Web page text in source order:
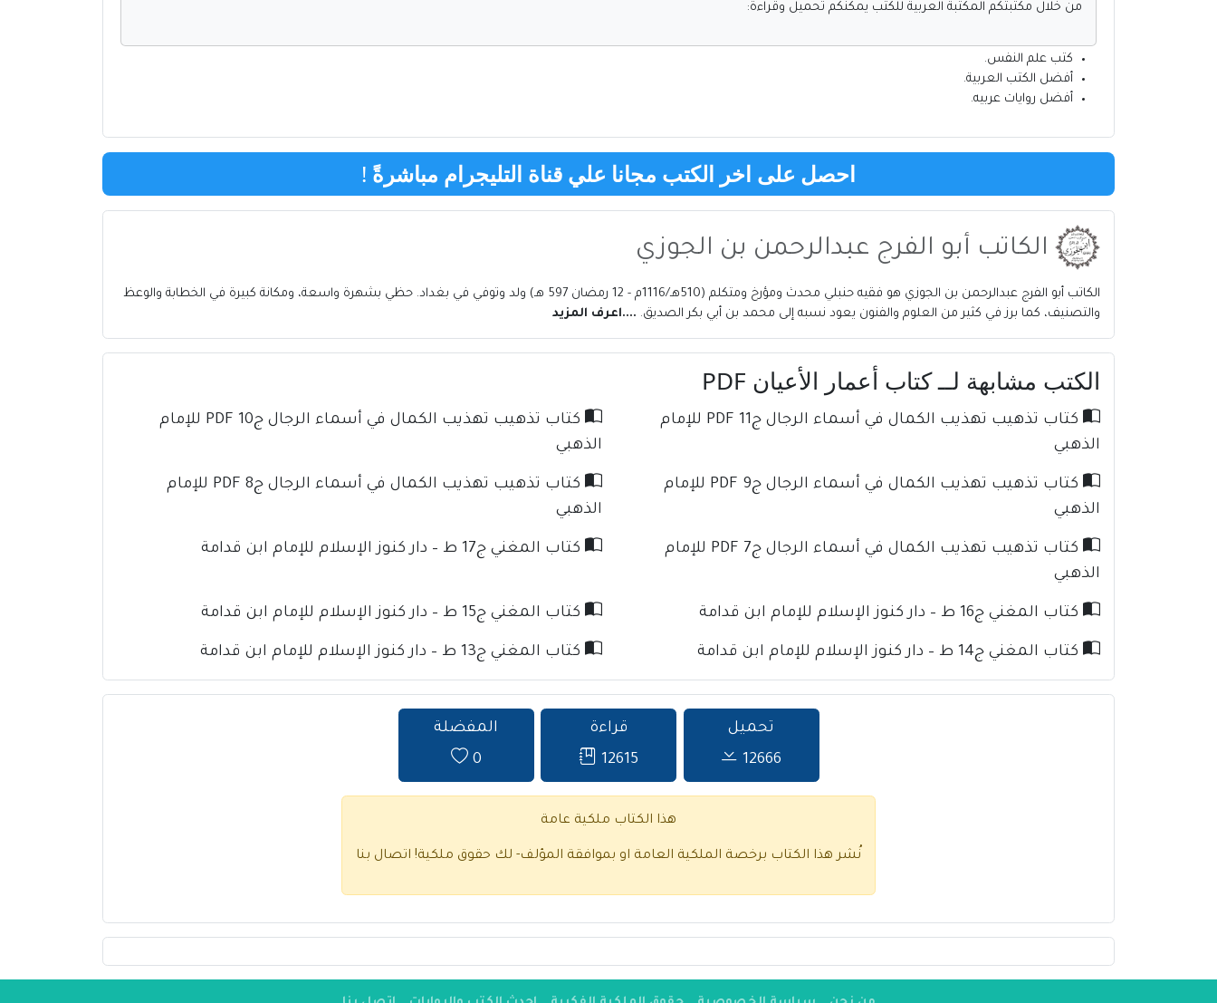
من خلال مكتبتكم المكتبة العربية للكتب يمكنكم تحميل وقراءة:
كتب علم النفس.
أفضل الكتب العربية.
أفضل روايات عربيه.
احصل على اخر الكتب مجانا علي قناة التليجرام مباشرةً !
الكاتب أبو الفرج عبدالرحمن بن الجوزي
الكاتب أبو الفرج عبدالرحمن بن الجوزي هو فقيه حنبلي محدث ومؤرخ ومتكلم (510هـ/1116م - 12 رمضان 597 هـ) ولد وتوفي في بغداد. حظي بشهرة واسعة، ومكانة كبيرة في الخطابة والوعظ
والتصنيف، كما برز في كثير من العلوم والفنون يعود نسبه إلى محمد بن أبي بكر الصديق. ....اعرف المزيد
الكتب مشابهة لــ كتاب أعمار الأعيان PDF
كتاب تذهيب تهذيب الكمال في أسماء الرجال ج11 PDF للإمام
الذهبي
كتاب تذهيب تهذيب الكمال في أسماء الرجال ج10 PDF للإمام
الذهبي
كتاب تذهيب تهذيب الكمال في أسماء الرجال ج9 PDF للإمام
الذهبي
كتاب تذهيب تهذيب الكمال في أسماء الرجال ج8 PDF للإمام
الذهبي
كتاب تذهيب تهذيب الكمال في أسماء الرجال ج7 PDF للإمام
الذهبي
كتاب المغني ج17 ط – دار كنوز الإسلام للإمام ابن قدامة
كتاب المغني ج16 ط – دار كنوز الإسلام للإمام ابن قدامة كتاب المغني ج15 ط – دار كنوز الإسلام للإمام ابن قدامة
كتاب المغني ج14 ط – دار كنوز الإسلام للإمام ابن قدامة كتاب المغني ج13 ط – دار كنوز الإسلام للإمام ابن قدامة
تحميل
12666
قراءة
12615
المفضلة
0
هذا الكتاب ملكية عامة
نُشر هذا الكتاب برخصة الملكية العامة او بموافقة المؤلف- لك حقوق ملكية! اتصال بنا